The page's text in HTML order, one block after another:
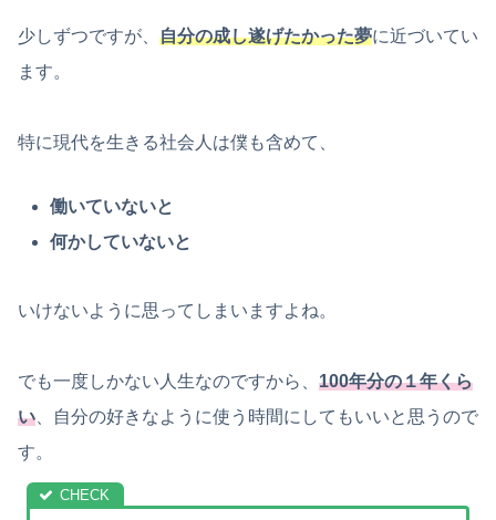
少しずつですが、 自分の成し遂げたかった夢に近づいてい
ます。
特に現代を生きる社会人は僕も含めて、
働いていないと
何かしていないと
いけないように思ってしまいますよね。
でも一度しかない人生なのですから、 100年分の１年くら
い 、自分の好きなように使う時間にしてもいいと思うので
す。